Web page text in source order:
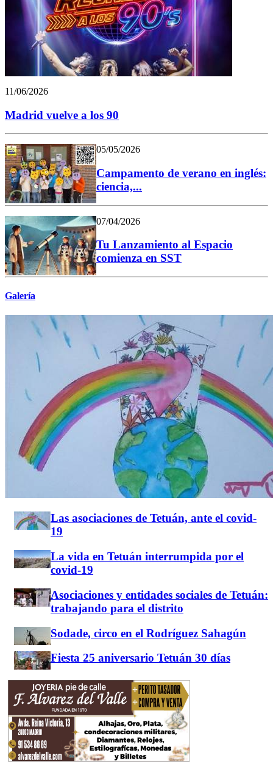
11/06/2026
Madrid vuelve a los 90
05/05/2026
Campamento de verano en inglés:
ciencia,...
07/04/2026
Tu Lanzamiento al Espacio
comienza en SST
Galería
Las asociaciones de Tetuán, ante el covid-
19
La vida en Tetuán interrumpida por el
covid-19
Asociaciones y entidades sociales de Tetuán:
trabajando para el distrito
Sodade, circo en el Rodríguez Sahagún
Fiesta 25 aniversario Tetuán 30 días